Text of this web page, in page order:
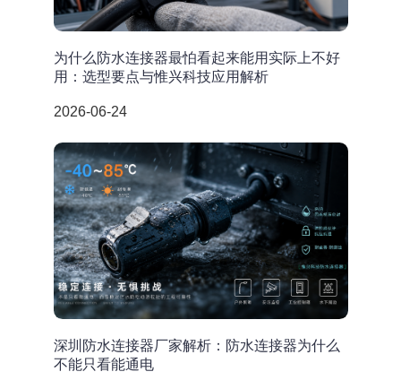
为什么防水连接器最怕看起来能用实际上不好
用：选型要点与惟兴科技应用解析
2026-06-24
深圳防水连接器厂家解析：防水连接器为什么
不能只看能通电